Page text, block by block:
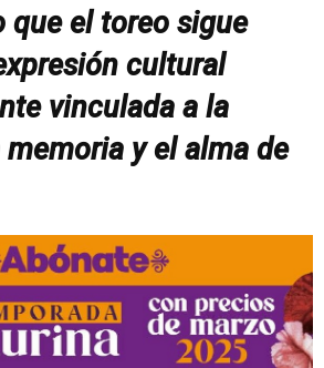
que el toreo sigue
cultural
vinculada a la
y el alma de